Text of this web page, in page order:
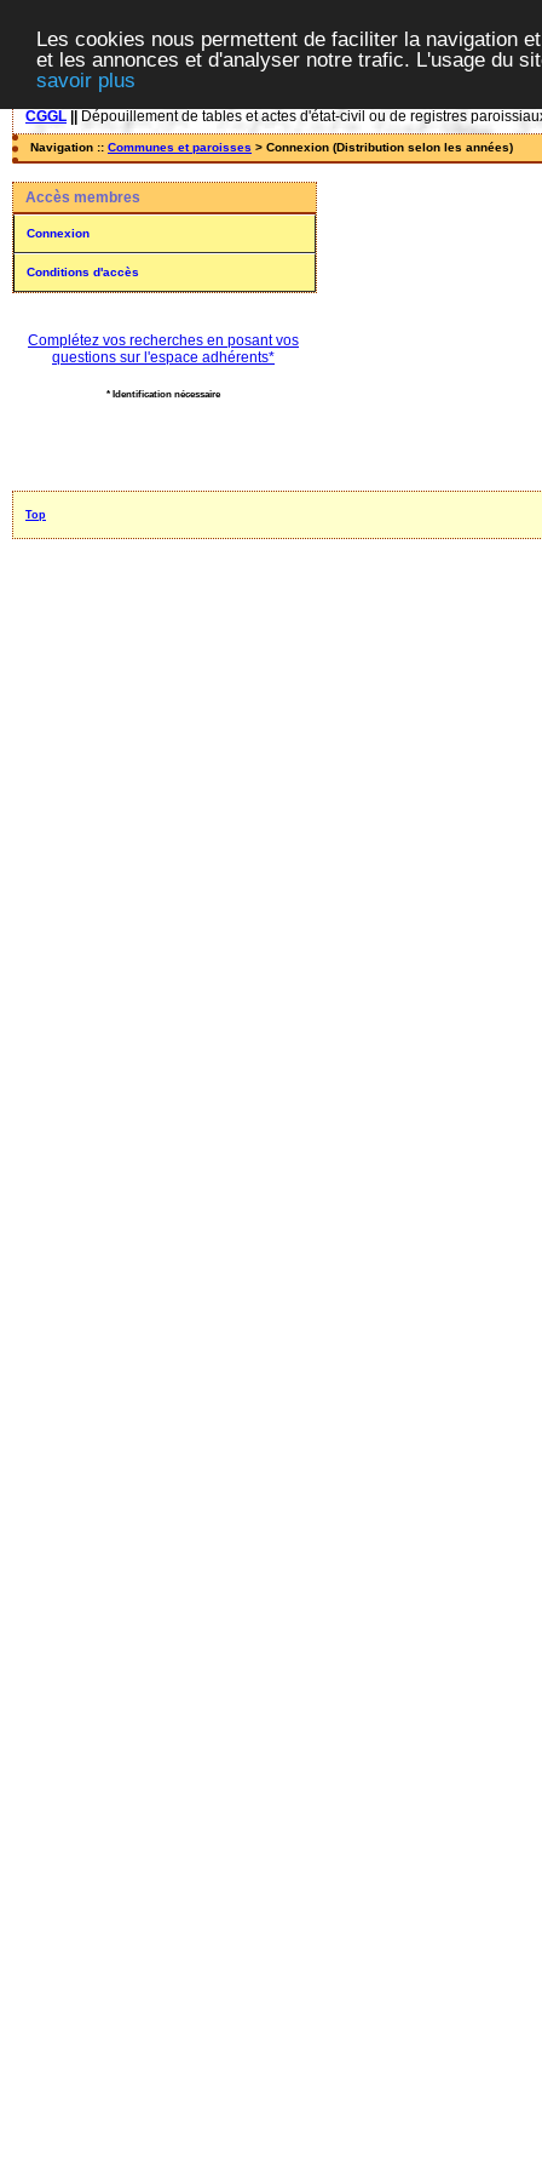
Les cookies nous permettent de faciliter la navigation
et les annonces et d'analyser notre trafic. L'usage du
savoir plus
CGGL Dépouillement de tables et actes d'état-civil ou de registres
Navigation :: Communes et paroisses > Connexion (Distribution selon les années)
Accès membres
Connexion
Conditions d'accès
Complétez vos recherches en posant vos
questions sur l'espace adhérents*
* Identification nécessaire
Top